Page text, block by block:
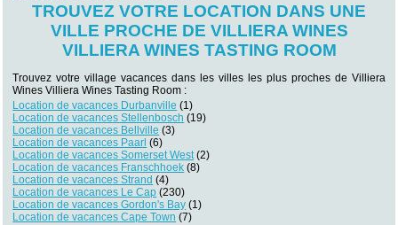
TROUVEZ VOTRE LOCATION DANS UNE
VILLE PROCHE DE VILLIERA WINES
VILLIERA WINES TASTING ROOM
Trouvez votre village vacances dans les villes les plus proches de Villiera
Wines Villiera Wines Tasting Room :
Location de vacances Durbanville (1)
Location de vacances Stellenbosch (19)
Location de vacances Bellville (3)
Location de vacances Paarl (6)
Location de vacances Somerset West(2)
Location de vacances Franschhoek (8)
Location de vacances Strand (4)
Location de vacances Le Cap (230)
Location de vacances Gordon's Bay (1)
Location de vacances Cape Town (7)